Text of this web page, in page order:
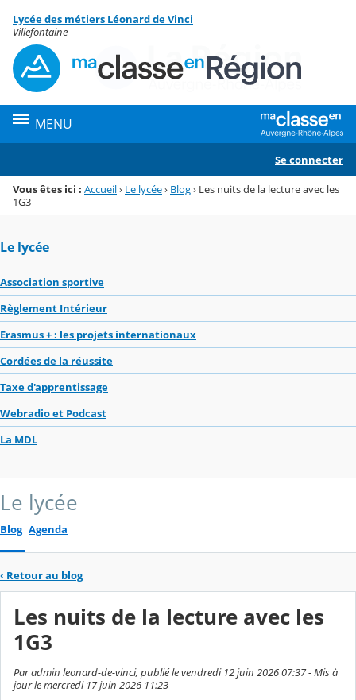
Menu de la rubrique
Contenu
Lycée des métiers Léonard de Vinci
Villefontaine
MENU
Se connecter
Vous êtes ici : Accueil› Le lycée› Blog› Les nuits de la lecture avec les
1G3
Le lycée
Association sportive
Règlement Intérieur
Erasmus + : les projets internationaux
Cordées de la réussite
Taxe d'apprentissage
Webradio et Podcast
La MDL
Le lycée
Blog Agenda
‹ Retour au blog
Les nuits de la lecture avec les
1G3
Par admin leonard-de-vinci, publié le vendredi 12 juin 2026 07:37 - Mis à
jour le mercredi 17 juin 2026 11:23